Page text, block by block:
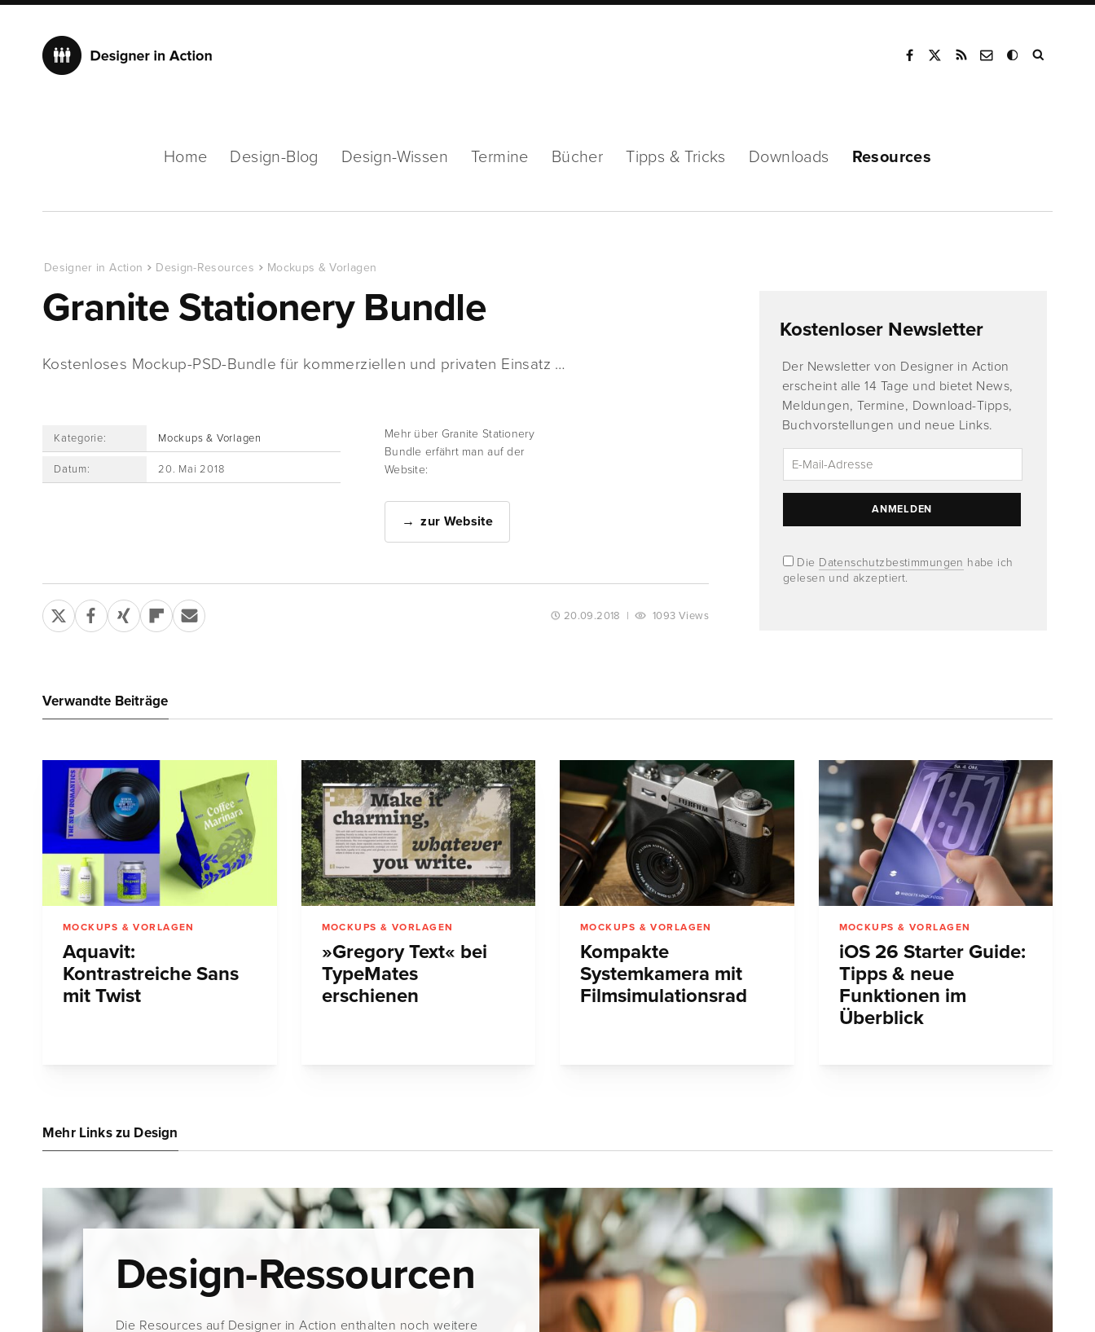
Home Design-Blog Design-Wissen Termine Bücher Tipps & Tricks Downloads Resources
Designer in Action Design-Resources Mockups & Vorlagen
Granite Stationery Bundle
Kostenloses Mockup-PSD-Bundle für kommerziellen und privaten Einsatz …
Kategorie: Mockups & Vorlagen
Datum: 20. Mai 2018
Mehr über Granite Stationery
Bundle erfährt man auf der
Website:
zur Website
20.09.2018 | 1093 Views
Kostenloser Newsletter
Der Newsletter von Designer in Action
erscheint alle 14 Tage und bietet News,
Meldungen, Termine, Download-Tipps,
Buchvorstellungen und neue Links.
Die Datenschutzbestimmungen habe ich
gelesen und akzeptiert.
Verwandte Beiträge
MOCKUPS & VORLAGEN
Aquavit:
Kontrastreiche Sans
mit Twist
MOCKUPS & VORLAGEN
»Gregory Text« bei
TypeMates
erschienen
MOCKUPS & VORLAGEN
Kompakte
Systemkamera mit
Filmsimulationsrad
MOCKUPS & VORLAGEN
iOS 26 Starter Guide:
Tipps & neue
Funktionen im
Überblick
Mehr Links zu Design
Design-Ressourcen
Die Resources auf Designer in Action enthalten noch weitere